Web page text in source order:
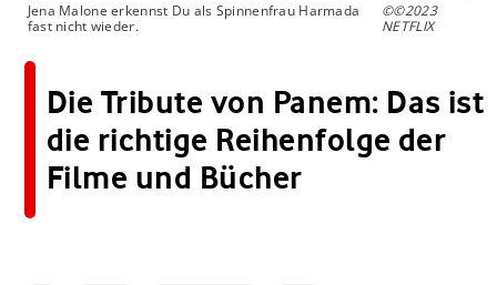
Jena Malone erkennst Du als Spinnenfrau Harmada
fast nicht wieder.
©©2023
NETFLIX
Die Tribute von Panem: Das ist
die richtige Reihenfolge der
Filme und Bücher